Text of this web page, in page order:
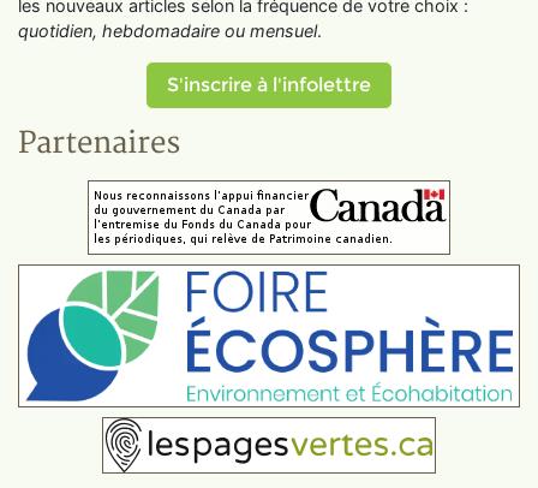
les nouveaux articles selon la fréquence de votre choix :
quotidien, hebdomadaire ou mensuel.
S'inscrire à l'infolettre
Partenaires